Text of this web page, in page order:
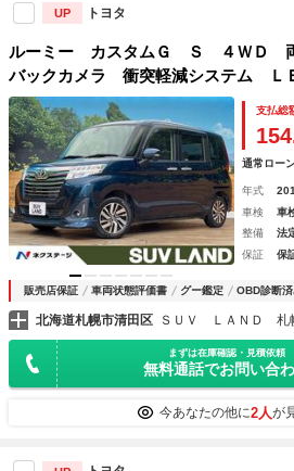
UP トヨタ
ルーミー カスタムＧ Ｓ ４ＷＤ
バックカメラ 衝突軽減システム Ｌ
ントロール 純正１４インチアルミ
アコン Ｂｌｕｅｔｏｏｔｈ ＣＤ Ｄ
支払総
通常ロー
年式
車検
車
整備
法
保証
保
販売店保証 車両状態評価書 グー鑑定 OBD診断
北海道札幌市清田区 ＳＵＶ ＬＡＮＤ 札
まずは在庫確認・見積依頼
無料通話でお問い合
今あなたの他に2人が